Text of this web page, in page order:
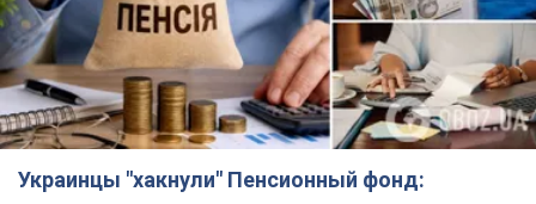
Украинцы "хакнули" Пенсионный фонд: